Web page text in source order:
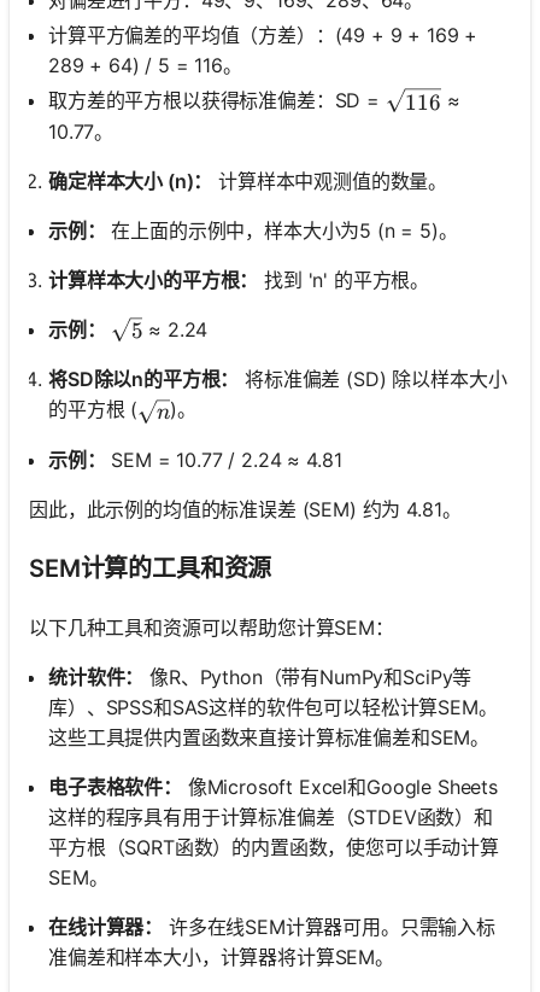
计算平方偏差的平均值（方差）：(49 + 9 + 169 +
289 + 64) / 5 = 116。
取方差的平方根以获得标准偏差：SD = \sqrt{116}
116 ≈
10.77。
确定样本大小 (n)： 计算样本中观测值的数量。
示例： 在上面的示例中，样本大小为5 (n = 5)。
计算样本大小的平方根： 找到 'n' 的平方根。
示例： \sqrt{5}
5 ≈ 2.24
将SD除以n的平方根：
将标准偏差 (SD) 除以样本大小
的平方根 (\sqrt{n}
n)。
示例： SEM = 10.77 / 2.24 ≈ 4.81
因此，此示例的均值的标准误差 (SEM) 约为 4.81。
SEM计算的工具和资源
以下几种工具和资源可以帮助您计算SEM：
统计软件：
像R、Python（带有NumPy和SciPy等
库）、SPSS和SAS这样的软件包可以轻松计算SEM。
这些工具提供内置函数来直接计算标准偏差和SEM。
电子表格软件：
像Microsoft Excel和Google Sheets
这样的程序具有用于计算标准偏差（STDEV函数）和
平方根（SQRT函数）的内置函数，使您可以手动计算
SEM。
在线计算器：
许多在线SEM计算器可用。只需输入标
准偏差和样本大小，计算器将计算SEM。